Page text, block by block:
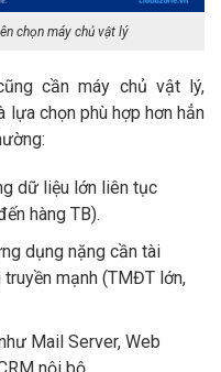
chọn máy chủ vật lý
cần máy chủ vật lý,
chọn phù hợp hơn hẳn
dữ liệu lớn liên tục
hàng TB).
dụng nặng cần tài
mạnh (TMĐT lớn,
Mail Server, Web
nội bộ.